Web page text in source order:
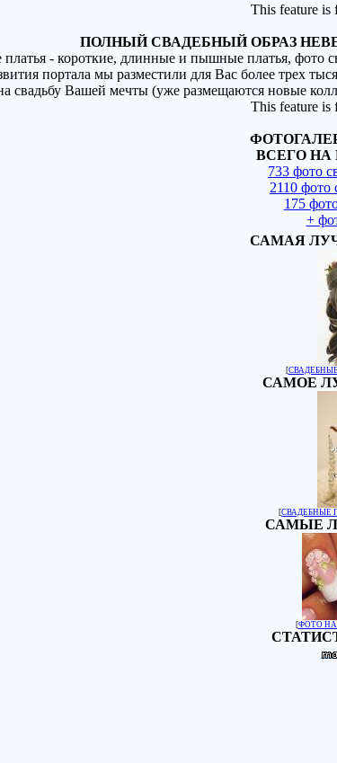
This feature is
ПОЛНЫЙ СВАДЕБНЫЙ ОБРАЗ
- короткие, длинные и пышные платья, фото
портала мы разместили для Вас более трех
свадьбу Вашей мечты (уже размещаются новые
This feature is
ВСЕГО НА
733 фото
2110 фото
175
+
САМАЯ
[
САМОЕ
[СВАДЕБНЫЕ
САМЫЕ
[ФОТО